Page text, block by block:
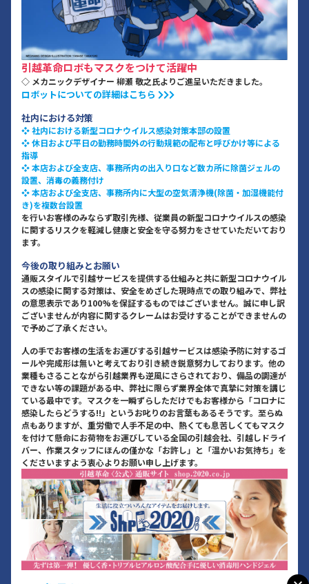
引越革命ロボもマスクをつけて活躍中
◇ メカニックデザイナー 柳瀬 敬之氏よりご進呈いただきました。
ロボットについての詳細はこちら
社内における対策
❖ 社内における新型コロナウイルス感染対策本部の設置
❖ 休日および平日の勤務時間外の行動規範の配布と呼びかけ等による
指導
❖ 本店および全支店、事務所内の出入り口など数カ所に除菌ジェルの
設置、消毒の義務付け
❖ 本店および全支店、事務所内に大型の空気清浄機(除菌・加湿機能付
き)を複数台設置
を行いお客様のみならず取引先様、従業員の新型コロナウイルスの感染
に関するリスクを軽減し健康と安全を守る努力をさせていただいており
ます。
今後の取り組みとお願い
通販スタイルで引越サービスを提供する仕組みと共に新型コロナウイル
スの感染に関する対策は、安全をめざした現時点での取り組みで、弊社
の意思表示であり100%を保証するものではございません。誠に申し訳
ございませんが内容に関するクレームはお受けすることができませんの
で予めご了承ください。
人の手でお客様の生活をお運びする引越サービスは感染予防に対するゴ
ールや完成形は無いと考えており引き続き鋭意努力しております。他の
業種もさることながら引越業界も逆風にさらされており、備品の調達が
できない等の課題がある中、弊社に限らず業界全体で真摯に対策を講じ
ている最中です。マスクを一瞬ずらしただけでもお客様から「コロナに
感染したらどうする!!」というお叱りのお言葉もあるそうです。至らぬ
点もありますが、重労働で人手不足の中、熱くても息苦しくてもマスク
を付けて懸命にお荷物をお運びしている全国の引越会社、引越しドライ
バー、作業スタッフにほんの僅かな「お許し」と「温かいお気持ち」を
くださいますよう衷心よりお願い申し上げます。